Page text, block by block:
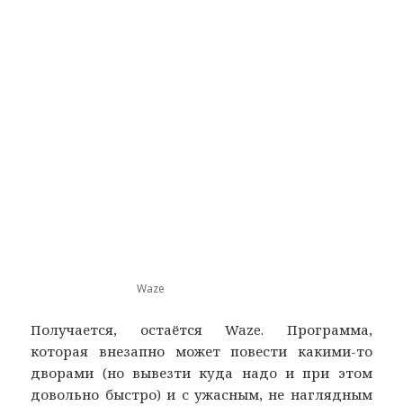
Waze
Получается, остаётся Waze. Программа,
которая внезапно может повести какими-то
дворами (но вывезти куда надо и при этом
довольно быстро) и с ужасным, не наглядным